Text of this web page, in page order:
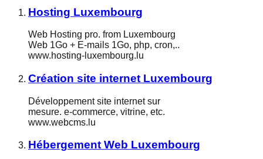
Hosting Luxembourg
Web Hosting pro. from Luxembourg
Web 1Go + E-mails 1Go, php, cron,..
www.hosting-luxembourg.lu
Création site internet Luxembourg
Développement site internet sur
mesure. e-commerce, vitrine, etc.
www.webcms.lu
Hébergement Web Luxembourg